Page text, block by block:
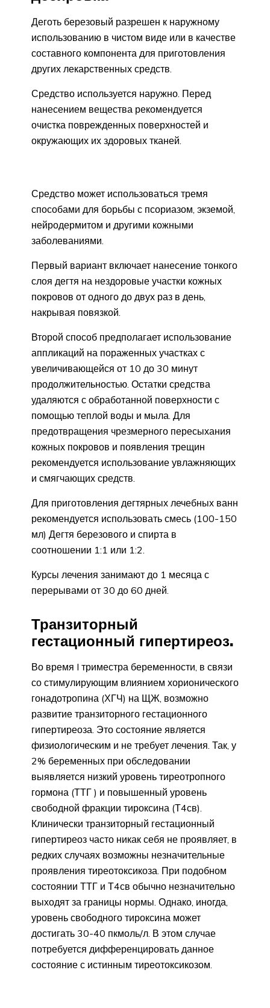
Деготь березовый разрешен к наружному
использованию в чистом виде или в качестве
составного компонента для приготовления
других лекарственных средств.
Средство используется наружно. Перед
нанесением вещества рекомендуется
очистка поврежденных поверхностей и
окружающих их здоровых тканей.
Средство может использоваться тремя
способами для борьбы с псориазом, экземой,
нейродермитом и другими кожными
заболеваниями.
Первый вариант включает нанесение тонкого
слоя дегтя на нездоровые участки кожных
покровов от одного до двух раз в день,
накрывая повязкой.
Второй способ предполагает использование
аппликаций на пораженных участках с
увеличивающейся от 10 до 30 минут
продолжительностью. Остатки средства
удаляются с обработанной поверхности с
помощью теплой воды и мыла. Для
предотвращения чрезмерного пересыхания
кожных покровов и появления трещин
рекомендуется использование увлажняющих
и смягчающих средств.
Для приготовления дегтярных лечебных ванн
рекомендуется использовать смесь (100-150
мл) Дегтя березового и спирта в
соотношении 1:1 или 1:2.
Курсы лечения занимают до 1 месяца с
перерывами от 30 до 60 дней.
Транзиторный
гестационный гипертиреоз.
Во время I триместра беременности, в связи
со стимулирующим влиянием хорионического
гонадотропина (ХГЧ) на ЩЖ, возможно
развитие транзиторного гестационного
гипертиреоза. Это состояние является
физиологическим и не требует лечения. Так, у
2% беременных при обследовании
выявляется низкий уровень тиреотропного
гормона (ТТГ ) и повышенный уровень
свободной фракции тироксина (Т4св).
Клинически транзиторный гестационный
гипертиреоз часто никак себя не проявляет, в
редких случаях возможны незначительные
проявления тиреотоксикоза. При подобном
состоянии ТТГ и Т4св обычно незначительно
выходят за границы нормы. Однако, иногда,
уровень свободного тироксина может
достигать 30-40 пкмоль/л. В этом случае
потребуется дифференцировать данное
состояние с истинным тиреотоксикозом.